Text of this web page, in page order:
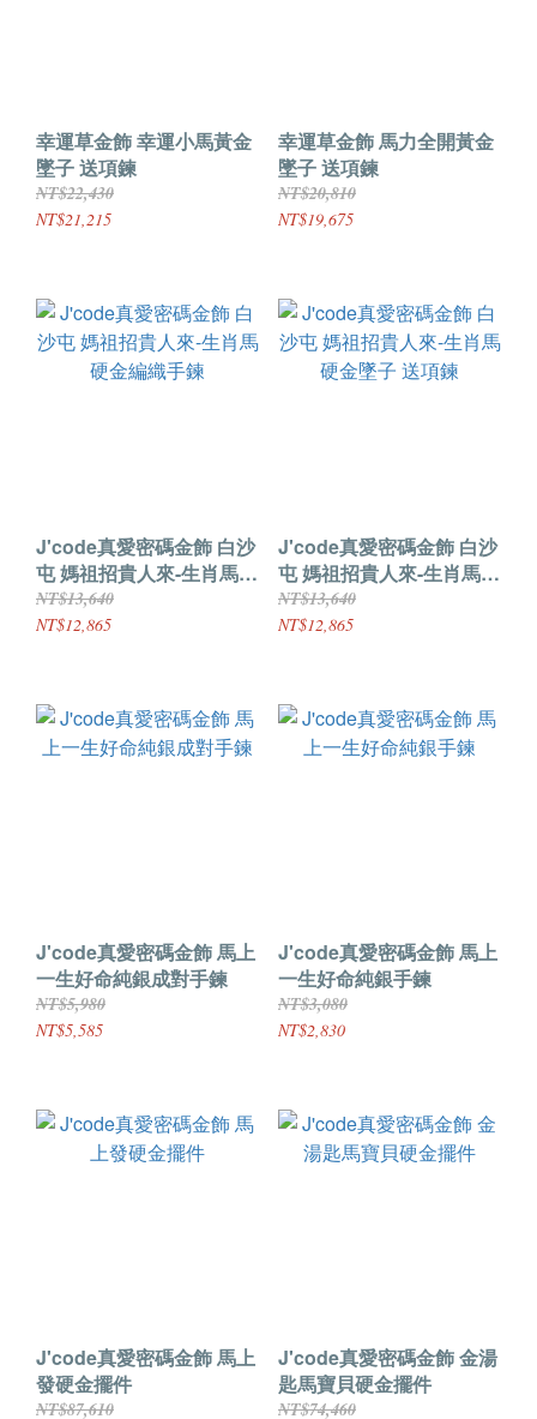
幸運草金飾 幸運小馬黃金
墜子 送項鍊
NT$22,430
NT$21,215
幸運草金飾 馬力全開黃金
墜子 送項鍊
NT$20,810
NT$19,675
J'code真愛密碼金飾 白沙
屯 媽祖招貴人來-生肖馬
硬金編織手鍊
NT$13,640
NT$12,865
J'code真愛密碼金飾 白沙
屯 媽祖招貴人來-生肖馬硬
金墜子 送項鍊
NT$13,640
NT$12,865
J'code真愛密碼金飾 馬上
一生好命純銀成對手鍊
NT$5,980
NT$5,585
J'code真愛密碼金飾 馬上
一生好命純銀手鍊
NT$3,080
NT$2,830
J'code真愛密碼金飾 馬上
發硬金擺件
NT$87,610
J'code真愛密碼金飾 金湯
匙馬寶貝硬金擺件
NT$74,460